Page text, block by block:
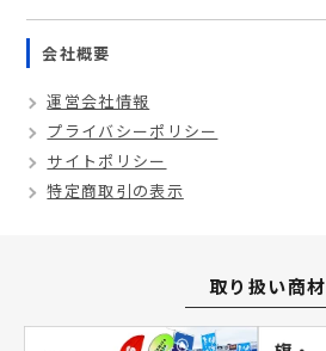
会社概要
運営会社情報
プライバシーポリシー
サイトポリシー
特定商取引の表示
取り扱い商材